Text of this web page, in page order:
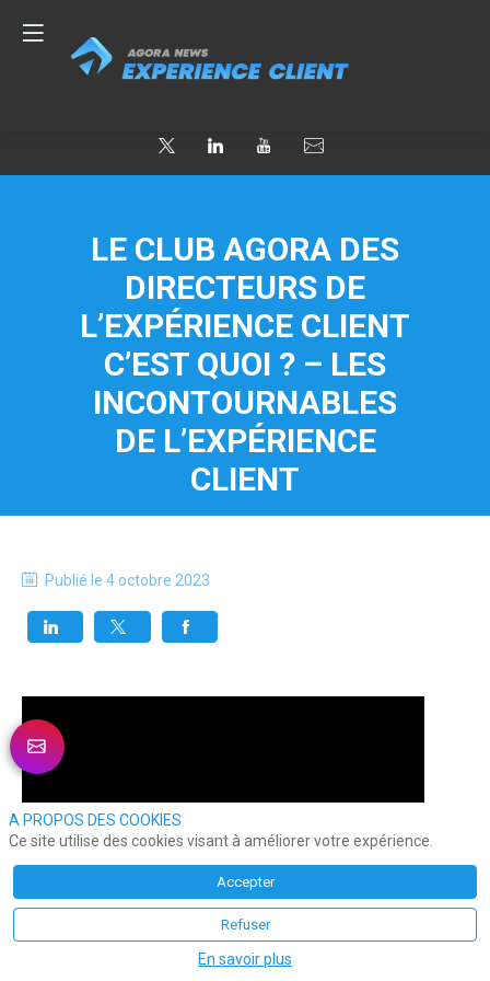
LE CLUB AGORA DES
DIRECTEURS DE
L’EXPÉRIENCE CLIENT
C’EST QUOI ? – LES
INCONTOURNABLES
DE L’EXPÉRIENCE
CLIENT
Publié le 4 octobre 2023
A PROPOS DES COOKIES
Ce site utilise des cookies visant à améliorer votre expérience.
Accepter
Refuser
En savoir plus